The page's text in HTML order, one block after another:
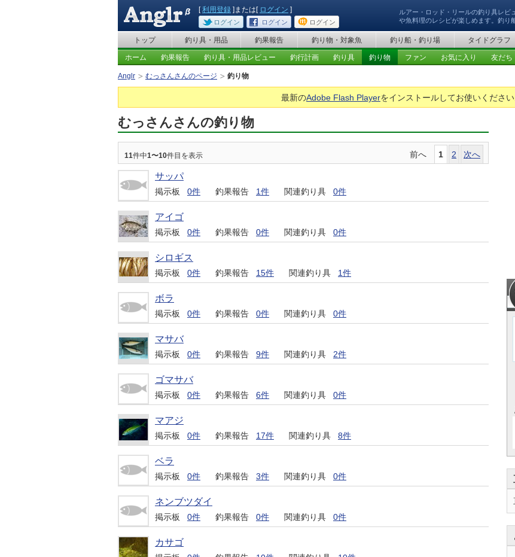
ルアー・ロッド・リールの釣り具レ
や魚料理のレシピが楽しめます。釣り
[利用登録 ]または[ ログイン ]
ログイン ログイン ログイン
トップ 釣り具・用品 釣果報告 釣り物・対象魚 釣り船・釣り場 タイドグラフ
ホーム 釣果報告 釣り具・用品レビュー 釣行計画 釣り具 釣り物 ファン お気に入り 友だち
Anglr むっさんさんのページ 釣り物
最新のAdobe Flash Playerをインストールしてお使いください
むっさんさんの釣り物
11件中1〜10件目を表示 前へ 1 2 次へ
サッパ
掲示板 0件 釣果報告 1件 関連釣り具 0件
アイゴ
掲示板 0件 釣果報告 0件 関連釣り具 0件
シロギス
掲示板 0件 釣果報告 15件 関連釣り具 1件
ボラ
掲示板 0件 釣果報告 0件 関連釣り具 0件
マサバ
掲示板 0件 釣果報告 9件 関連釣り具 2件
ゴマサバ
掲示板 0件 釣果報告 6件 関連釣り具 0件
マアジ
掲示板 0件 釣果報告 17件 関連釣り具 8件
ベラ
掲示板 0件 釣果報告 3件 関連釣り具 0件
ネンブツダイ
掲示板 0件 釣果報告 0件 関連釣り具 0件
カサゴ